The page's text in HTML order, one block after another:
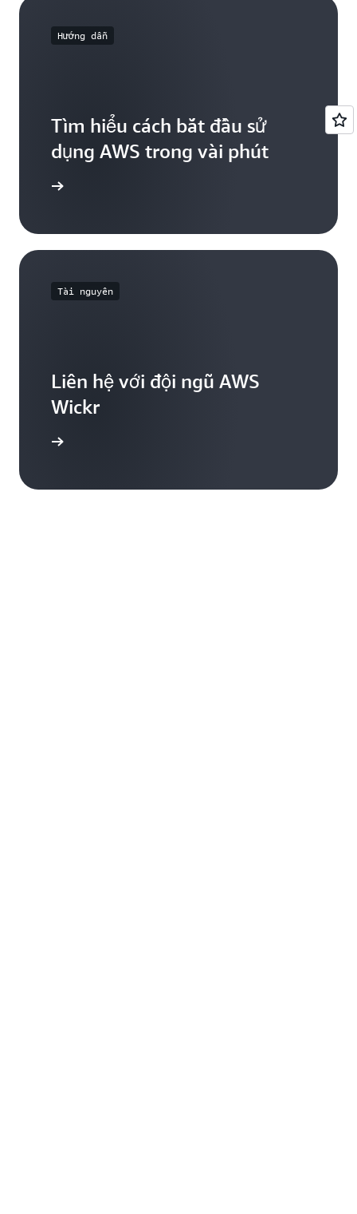
Hướng dẫn
Tìm hiểu cách bắt đầu sử
dụng AWS trong vài phút
Tài nguyên
Liên hệ với đội ngũ AWS
Wickr